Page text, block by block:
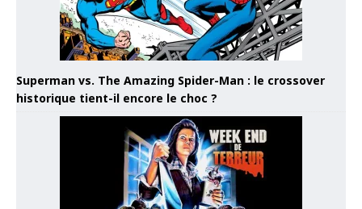
Superman vs. The Amazing Spider-Man : le crossover
historique tient-il encore le choc ?